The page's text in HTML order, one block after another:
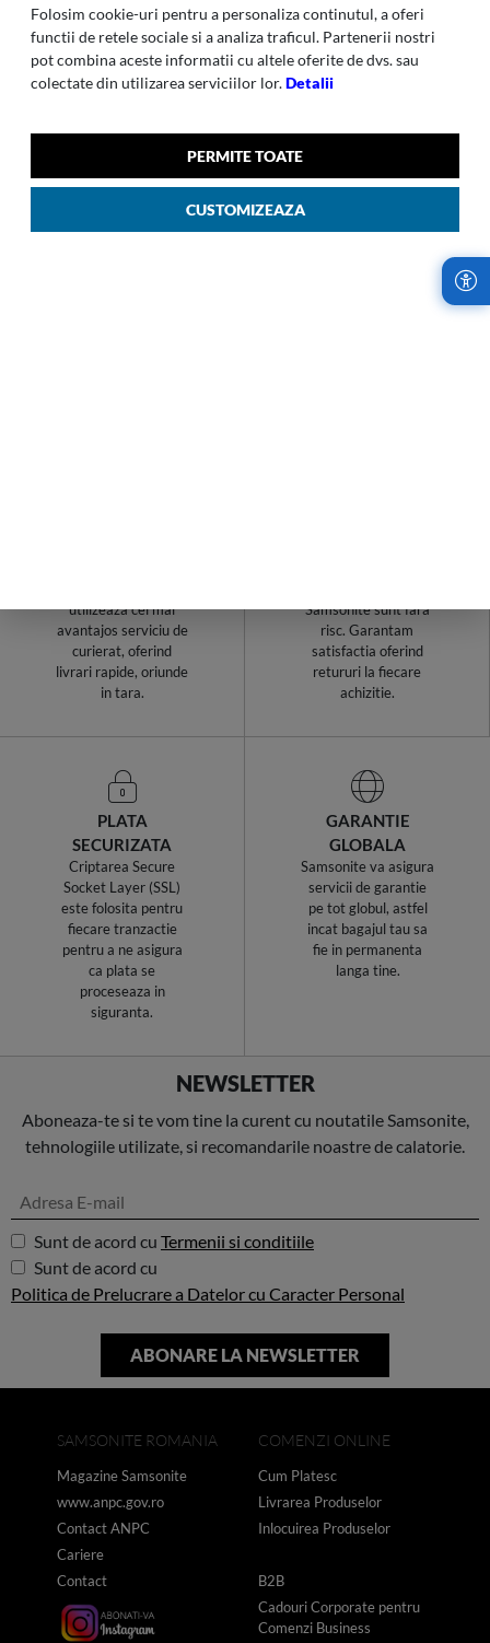
Folosim cookie-uri pentru a personaliza continutul, a oferi
functii de retele sociale si a analiza traficul. Partenerii nostri
pot combina aceste informatii cu altele oferite de dvs. sau
colectate din utilizarea serviciilor lor.Detalii
PERMITE TOATE
CUSTOMIZEAZA
utilizeaza cel mai
avantajos serviciu de
curierat, oferind
livrari rapide, oriunde
in tara.
Samsonite sunt fara
risc. Garantam
satisfactia oferind
retururi la fiecare
achizitie.
PLATA
SECURIZATA
Criptarea Secure
Socket Layer (SSL)
este folosita pentru
fiecare tranzactie
pentru a ne asigura
ca plata se
proceseaza in
siguranta.
GARANTIE
GLOBALA
Samsonite va asigura
servicii de garantie
pe tot globul, astfel
incat bagajul tau sa
fie in permanenta
langa tine.
NEWSLETTER
Aboneaza-te si te vom tine la curent cu noutatile Samsonite,
tehnologiile utilizate, si recomandarile noastre de calatorie.
Sunt de acord cu Termenii si conditiile
Sunt de acord cu
Politica de Prelucrare a Datelor cu Caracter Personal
SAMSONITE ROMANIA
Magazine Samsonite
www.anpc.gov.ro
Contact ANPC
Cariere
Contact
COMENZI ONLINE
Cum Platesc
Livrarea Produselor
Inlocuirea Produselor
B2B
Cadouri Corporate pentru
Comenzi Business